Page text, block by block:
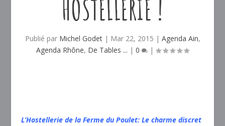
HOSTELLERIE !
Publié par Michel Godet| Mar 22, 2015 | Agenda Ain,
Agenda Rhône, De Tables ... | 0 |
L’Hostellerie de la Ferme du Poulet: Le charme discret